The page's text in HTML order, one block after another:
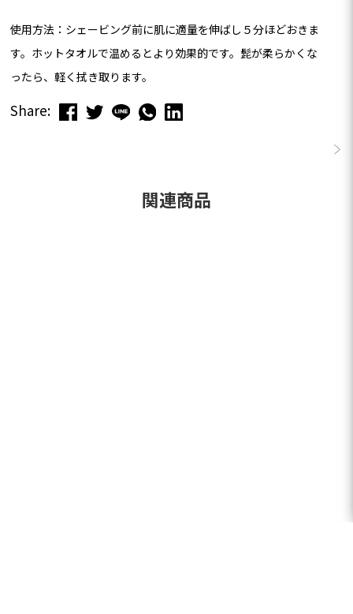
使用方法：シェービング前に肌に適量を伸ばし５分ほどおきま
す。ホットタオルで温めるとより効果的です。髭が柔らかくな
ったら、軽く拭き取ります。
Share:
関連商品